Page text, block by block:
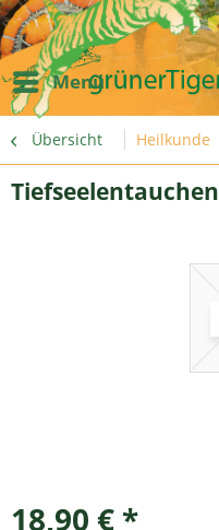
Menü
Übersicht Heilkunde
Tiefseelentauchen
18,90 € *